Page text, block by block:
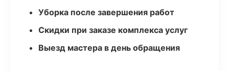
Уборка после завершения работ
Скидки при заказе комплекса услуг
Выезд мастера в день обращения